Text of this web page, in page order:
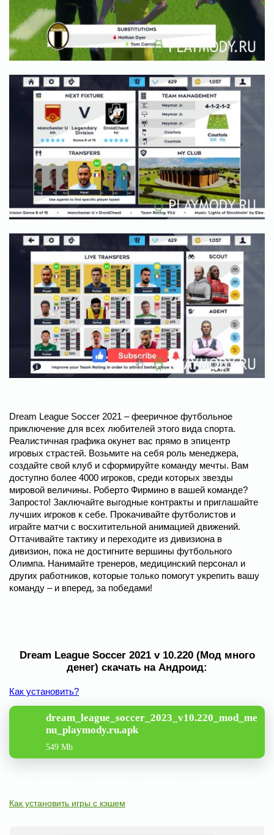
Dream League Soccer 2021 – фееричное футбольное
приключение для всех любителей этого вида спорта.
Реалистичная графика окунет вас прямо в эпицентр
игровых страстей. Возьмите на себя роль менеджера,
создайте свой клуб и сформируйте команду мечты. Вам
доступно более 4000 игроков, среди которых звезды
мировой величины. Роберто Фирмино в вашей команде?
Запросто! Заключайте выгодные контракты и приглашайте
лучших игроков к себе. Прокачивайте футболистов и
играйте матчи с восхитительной анимацией движений.
Оттачивайте тактику и переходите из дивизиона в
дивизион, пока не достигните вершины футбольного
Олимпа. Нанимайте тренеров, медицинский персонал и
других работников, которые только помогут укрепить вашу
команду – и вперед, за победами!
Dream League Soccer 2021 v 10.220 (Мод много
денег) скачать на Андроид:
Как установить?
dream_league_soccer_2023_v10.220_mod_me
nu_playmody.ru.apk
549 Mb
Как установить игры с кэшем